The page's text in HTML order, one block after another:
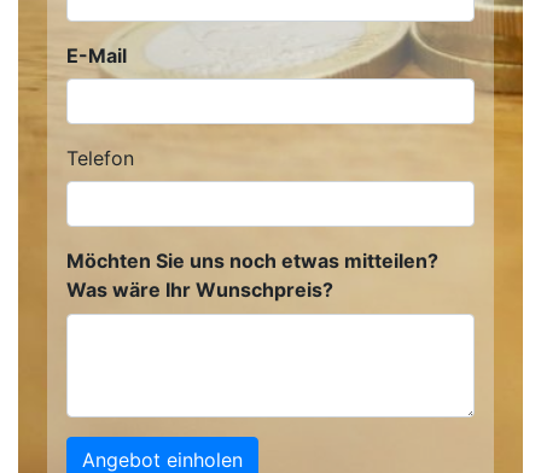
E-Mail
Telefon
Möchten Sie uns noch etwas mitteilen?
Was wäre Ihr Wunschpreis?
Angebot einholen